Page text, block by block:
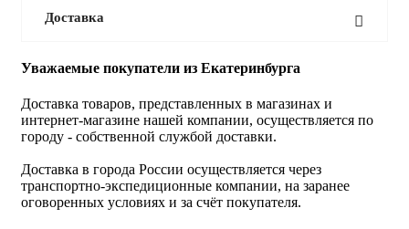
Доставка
Уважаемые покупатели из Екатеринбурга
Доставка товаров, представленных в магазинах и
интернет-магазине нашей компании, осуществляется по
городу - собственной службой доставки.
Доставка в города России осуществляется через
транспортно-экспедиционные компании, на заранее
оговоренных условиях и за счёт покупателя.